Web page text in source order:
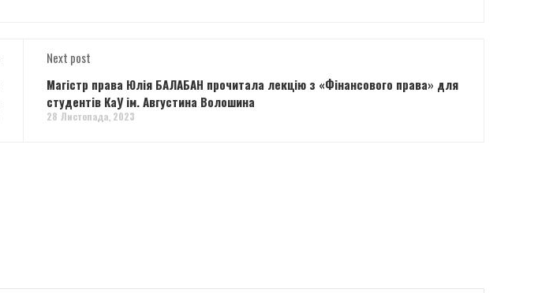
Next post
Магістр права Юлія БАЛАБАН прочитала лекцію з «Фінансового права» для
студентів КаУ ім. Августина Волошина
28 Листопада, 2023